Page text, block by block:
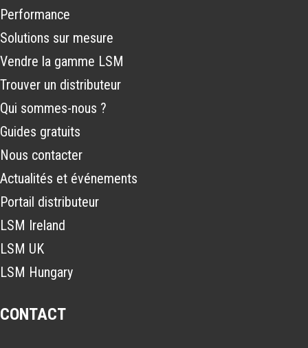
Performance
Solutions sur mesure
Vendre la gamme LSM
Trouver un distributeur
Qui sommes-nous ?
Guides gratuits
Nous contacter
Actualités et événements
Portail distributeur
LSM Ireland
LSM UK
LSM Hungary
CONTACT